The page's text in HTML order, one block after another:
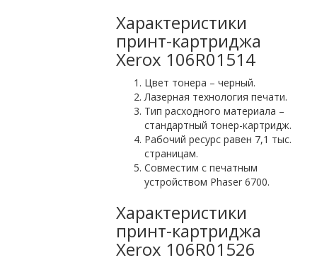
Характеристики
принт-картриджа
Xerox 106R01514
Цвет тонера – черный.
Лазерная технология печати.
Тип расходного материала –
стандартный тонер-картридж.
Рабочий ресурс равен 7,1 тыс.
страницам.
Совместим с печатным
устройством Phaser 6700.
Характеристики
принт-картриджа
Xerox 106R01526